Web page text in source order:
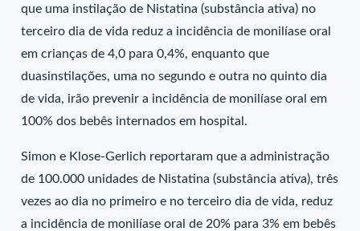
que uma instilação de Nistatina (substância ativa) no
terceiro dia de vida reduz a incidência de monilíase oral
em crianças de 4,0 para 0,4%, enquanto que
duasinstilações, uma no segundo e outra no quinto dia
de vida, irão prevenir a incidência de monilíase oral em
100% dos bebês internados em hospital.
Simon e Klose-Gerlich reportaram que a administração
de 100.000 unidades de Nistatina (substância ativa), três
vezes ao dia no primeiro e no terceiro dia de vida, reduz
a incidência de monilíase oral de 20% para 3% em bebês